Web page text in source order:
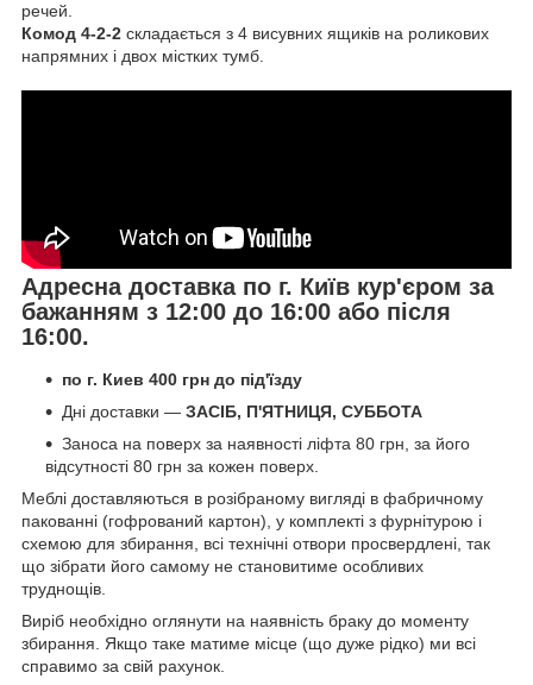
речей.
Комод 4-2-2 складається з 4 висувних ящиків на роликових
напрямних і двох містких тумб.
Адресна доставка по г. Київ кур'єром за
бажанням з 12:00 до 16:00 або після
16:00.
по г. Киев 400 грн до під'їзду
Дні доставки — ЗАСІБ, П'ЯТНИЦЯ, СУББОТА
Заноса на поверх за наявності ліфта 80 грн, за його
відсутності 80 грн за кожен поверх.
Меблі доставляються в розібраному вигляді в фабричному
пакованні (гофрований картон), у комплекті з фурнітурою і
схемою для збирання, всі технічні отвори просвердлені, так
що зібрати його самому не становитиме особливих
труднощів.
Виріб необхідно оглянути на наявність браку до моменту
збирання. Якщо таке матиме місце (що дуже рідко) ми всі
справимо за свій рахунок.